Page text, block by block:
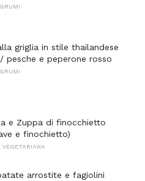
griglia in stile thailandese
pesche e peperone rosso
e Zuppa di finocchietto
e finochietto)
arrostite e fagiolini